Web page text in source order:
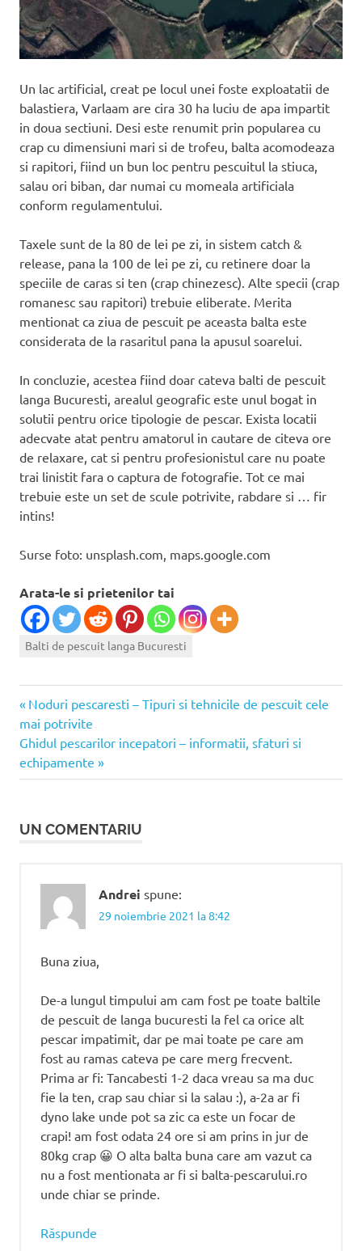
Un lac artificial, creat pe locul unei foste exploatatii de
balastiera, Varlaam are cira 30 ha luciu de apa impartit
in doua sectiuni. Desi este renumit prin popularea cu
crap cu dimensiuni mari si de trofeu, balta acomodeaza
si rapitori, fiind un bun loc pentru pescuitul la stiuca,
salau ori biban, dar numai cu momeala artificiala
conform regulamentului.
Taxele sunt de la 80 de lei pe zi, in sistem catch &
release, pana la 100 de lei pe zi, cu retinere doar la
speciile de caras si ten (crap chinezesc). Alte specii (crap
romanesc sau rapitori) trebuie eliberate. Merita
mentionat ca ziua de pescuit pe aceasta balta este
considerata de la rasaritul pana la apusul soarelui.
In concluzie, acestea fiind doar cateva balti de pescuit
langa Bucuresti, arealul geografic este unul bogat in
solutii pentru orice tipologie de pescar. Exista locatii
adecvate atat pentru amatorul in cautare de citeva ore
de relaxare, cat si pentru profesionistul care nu poate
trai linistit fara o captura de fotografie. Tot ce mai
trebuie este un set de scule potrivite, rabdare si … fir
intins!
Surse foto: unsplash.com, maps.google.com
Arata-le si prietenilor tai
Balti de pescuit langa Bucuresti
Navigare
în
articole
Articolul
anterior:
Noduri pescaresti – Tipuri si tehnicile de pescuit cele
mai potrivite
Articolul
următor:
Ghidul pescarilor incepatori – informatii, sfaturi si
echipamente
UN COMENTARIU
Andrei spune:
29 noiembrie 2021 la 8:42
Buna ziua,
De-a lungul timpului am cam fost pe toate baltile
de pescuit de langa bucuresti la fel ca orice alt
pescar impatimit, dar pe mai toate pe care am
fost au ramas cateva pe care merg frecvent.
Prima ar fi: Tancabesti 1-2 daca vreau sa ma duc
fie la ten, crap sau chiar si la salau :), a-2a ar fi
dyno lake unde pot sa zic ca este un focar de
crapi! am fost odata 24 ore si am prins in jur de
80kg crap 😀 O alta balta buna care am vazut ca
nu a fost mentionata ar fi si balta-pescarului.ro
unde chiar se prinde.
Răspunde